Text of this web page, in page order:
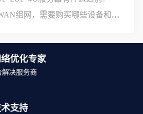
国内企业部署SD-WAN组网，需要购买哪些设备和服务？
优化专家
解决服务商
支持